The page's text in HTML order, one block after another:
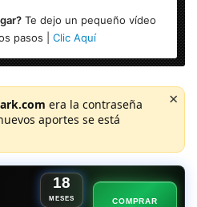
Te dejo un pequeño vídeo
pasos | Clic Aquí
era la contraseña
aportes se está
×
18
MESES COMPRAR